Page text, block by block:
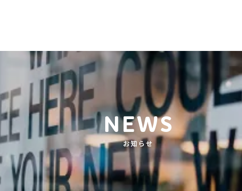
NEWS
お知らせ